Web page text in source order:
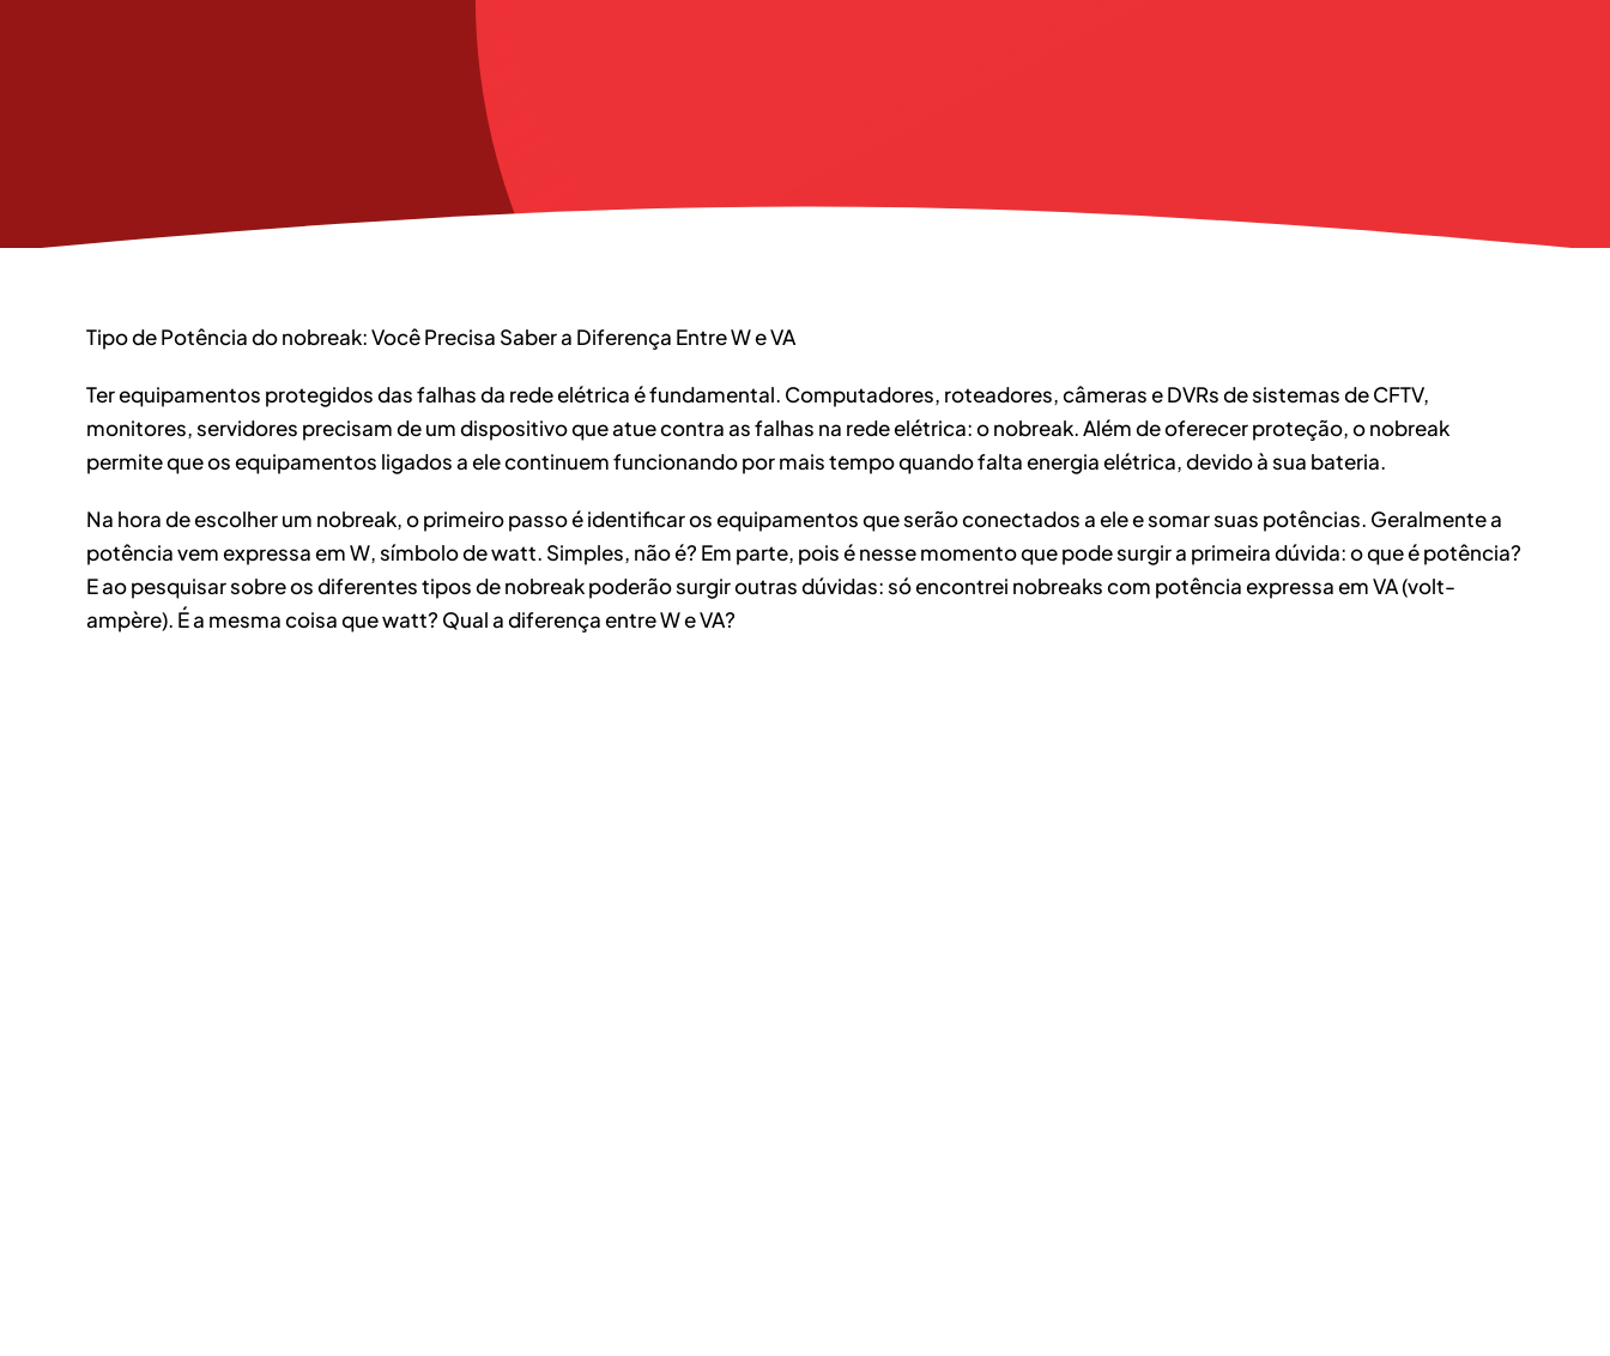
Tipo de Potência do nobreak: Você Precisa Saber a Diferença Entre W e VA
Ter equipamentos protegidos das falhas da rede elétrica é fundamental. Computadores, roteadores, câmeras e DVRs de sistemas de CFTV,
monitores, servidores precisam de um dispositivo que atue contra as falhas na rede elétrica: o nobreak. Além de oferecer proteção, o nobreak
permite que os equipamentos ligados a ele continuem funcionando por mais tempo quando falta energia elétrica, devido à sua bateria.
Na hora de escolher um nobreak, o primeiro passo é identificar os equipamentos que serão conectados a ele e somar suas potências. Geralmente a
potência vem expressa em W, símbolo de watt. Simples, não é? Em parte, pois é nesse momento que pode surgir a primeira dúvida: o que é potência?
E ao pesquisar sobre os diferentes tipos de nobreak poderão surgir outras dúvidas: só encontrei nobreaks com potência expressa em VA (volt-
ampère). É a mesma coisa que watt? Qual a diferença entre W e VA?